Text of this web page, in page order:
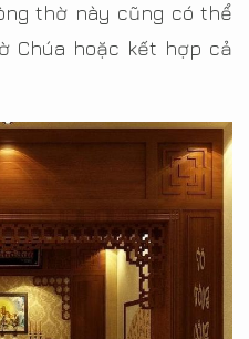
thờ này cũng có thể
Chúa hoặc kết hợp cả